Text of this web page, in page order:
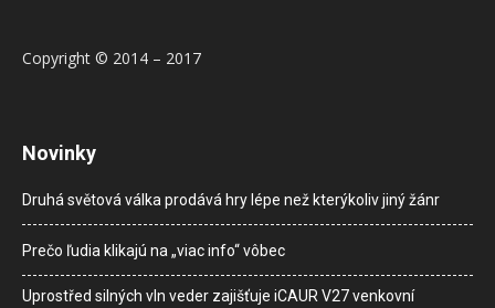
Copyright © 2014 – 2017
Novinky
Druhá světová válka prodává hry lépe než kterýkoliv jiný žánr
Prečo ľudia klikajú na „viac info“ vôbec
Uprostřed silných vln veder zajišťuje iCAUR V27 venkovní